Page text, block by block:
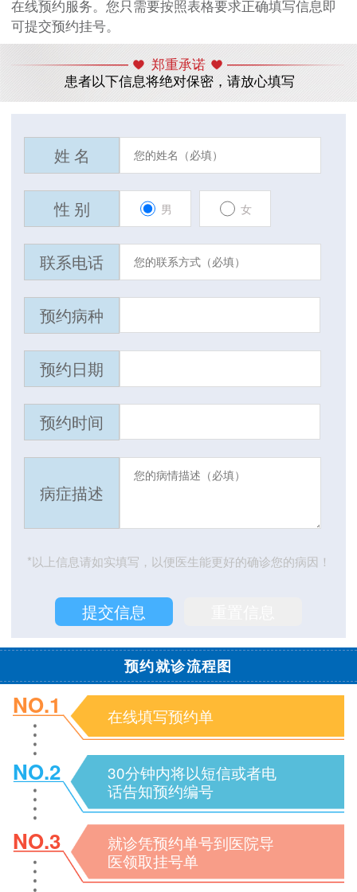
在线预约服务。您只需要按照表格要求正确填写信息即
可提交预约挂号。
郑重承诺
患者以下信息将绝对保密，请放心填写
姓 名
性 别 男 女
联系电话
预约病种
预约日期
预约时间
病症描述
*以上信息请如实填写，以便医生能更好的确诊您的病因！
预约就诊流程图
NO.1 在线填写预约单
NO.2
30分钟内将以短信或者电
话告知预约编号
NO.3
就诊凭预约单号到医院导
医领取挂号单